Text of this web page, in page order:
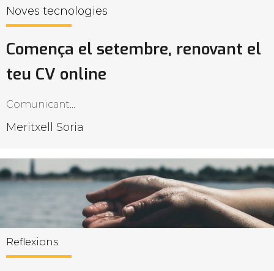
Noves tecnologies
Comença el setembre, renovant el
teu CV online
Comunicant...
Meritxell Soria
Reflexions